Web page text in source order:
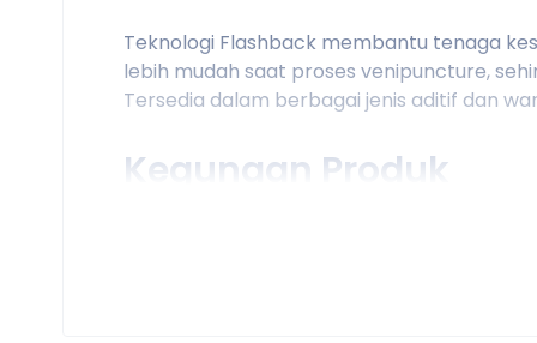
Teknologi Flashback membantu tenaga
lebih mudah saat proses venipuncture,
Tersedia dalam berbagai jenis aditif dan
Kegunaan Produk
Mengumpulkan sampel darah vena
Membantu proses diagnosis dan